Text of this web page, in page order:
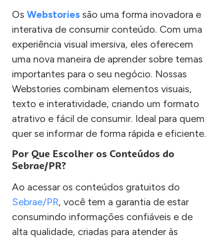
Os Webstories são uma forma inovadora e
interativa de consumir conteúdo. Com uma
experiência visual imersiva, eles oferecem
uma nova maneira de aprender sobre temas
importantes para o seu negócio. Nossas
Webstories combinam elementos visuais,
texto e interatividade, criando um formato
atrativo e fácil de consumir. Ideal para quem
quer se informar de forma rápida e eficiente.
Por Que Escolher os Conteúdos do
Sebrae/PR?
Ao acessar os conteúdos gratuitos do
Sebrae/PR, você tem a garantia de estar
consumindo informações confiáveis e de
alta qualidade, criadas para atender às